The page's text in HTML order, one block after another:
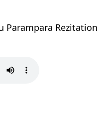
Parampara Rezitation